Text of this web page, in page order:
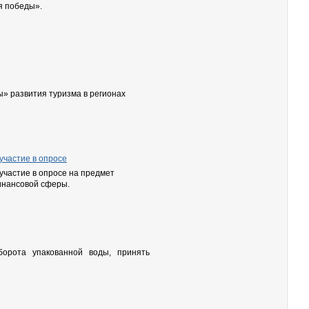
победы».
развития туризма в регионах
в опросе
в опросе на предмет
сферы.
упакованной воды, принять